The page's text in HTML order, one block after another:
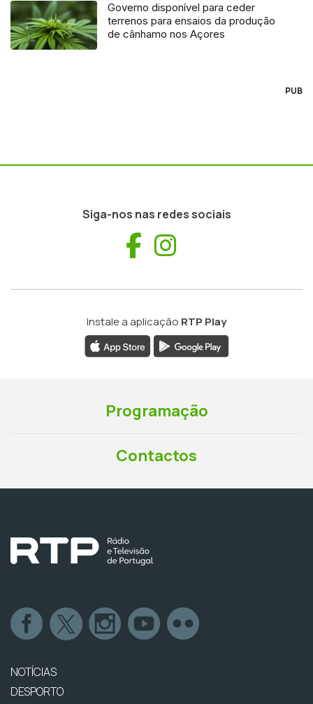
Governo disponível para ceder
terrenos para ensaios da produção
de cânhamo nos Açores
PUB
Siga-nos nas redes sociais
Facebook
Instale a aplicação RTP Play
Programação
Contactos
NOTÍCIAS
DESPORTO